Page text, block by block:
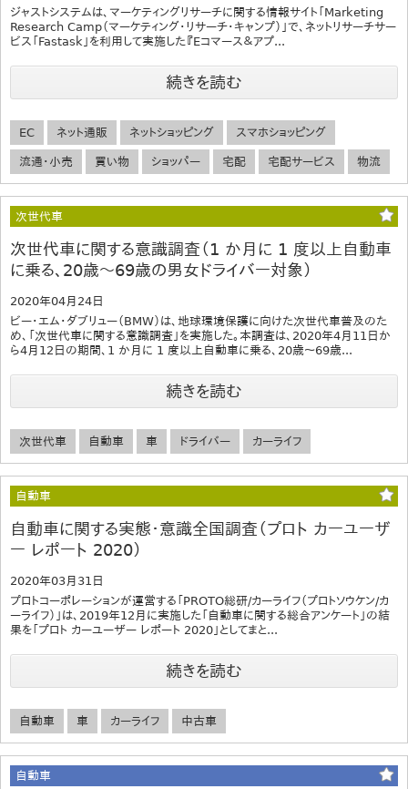
ジャストシステムは、マーケティングリサーチに関する情報サイト「Marketing
Research Camp（マーケティング・リサーチ・キャンプ）」で、ネットリサーチサー
ビス「Fastask」を利用して実施した『Eコマース＆アプ...
続きを読む
EC ネット通販 ネットショッピング スマホショッピング
流通・小売 買い物 ショッパー 宅配 宅配サービス 物流
次世代車
次世代車に関する意識調査（1 か月に 1 度以上自動車
に乗る、20歳～69歳の男女ドライバー対象）
2020年04月24日
ビー・エム・ダブリュー（BMW）は、地球環境保護に向けた次世代車普及のた
め、「次世代車に関する意識調査」を実施した。本調査は、2020年4月11日か
ら4月12日の期間、1 か月に 1 度以上自動車に乗る、20歳～69歳...
続きを読む
次世代車 自動車 車 ドライバー カーライフ
自動車
自動車に関する実態・意識全国調査（プロト カーユーザ
ー レポート 2020）
2020年03月31日
プロトコーポレーションが運営する「PROTO総研/カーライフ（プロトソウケン/カ
ーライフ）」は、2019年12月に実施した「自動車に関する総合アンケート」の結
果を「プロト カーユーザー レポート 2020」としてまと...
続きを読む
自動車 車 カーライフ 中古車
自動車